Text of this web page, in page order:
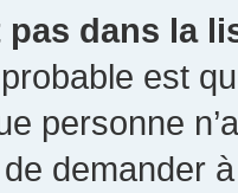
pas dans la
est
personne
demander